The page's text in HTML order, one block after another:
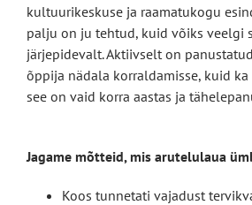
kultuurikeskuse ja raamatukogu
palju on ju tehtud, kuid võiks veelgi
järjepidevalt. Aktiivselt on
õppija nädala korraldamisse, kuid
see on vaid korra aastas ja
Jagame mõtteid, mis arutelulaua
Koos tunnetati vajadust